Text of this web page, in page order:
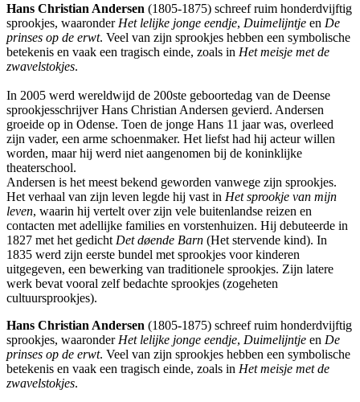
Hans Christian Andersen (1805-1875) schreef ruim honderdvijftig
sprookjes, waaronder Het lelijke jonge eendje, Duimelijntje en De
prinses op de erwt. Veel van zijn sprookjes hebben een symbolische
betekenis en vaak een tragisch einde, zoals in Het meisje met de
zwavelstokjes.
In 2005 werd wereldwijd de 200ste geboortedag van de Deense
sprookjesschrijver Hans Christian Andersen gevierd. Andersen
groeide op in Odense. Toen de jonge Hans 11 jaar was, overleed
zijn vader, een arme schoenmaker. Het liefst had hij acteur willen
worden, maar hij werd niet aangenomen bij de koninklijke
theaterschool.
Andersen is het meest bekend geworden vanwege zijn sprookjes.
Het verhaal van zijn leven legde hij vast in Het sprookje van mijn
leven, waarin hij vertelt over zijn vele buitenlandse reizen en
contacten met adellijke families en vorstenhuizen. Hij debuteerde in
1827 met het gedicht Det døende Barn (Het stervende kind). In
1835 werd zijn eerste bundel met sprookjes voor kinderen
uitgegeven, een bewerking van traditionele sprookjes. Zijn latere
werk bevat vooral zelf bedachte sprookjes (zogeheten
cultuursprookjes).
Hans Christian Andersen (1805-1875) schreef ruim honderdvijftig
sprookjes, waaronder Het lelijke jonge eendje, Duimelijntje en De
prinses op de erwt. Veel van zijn sprookjes hebben een symbolische
betekenis en vaak een tragisch einde, zoals in Het meisje met de
zwavelstokjes.